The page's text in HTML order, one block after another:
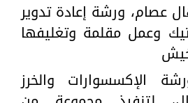
عصام، ورشة إعادة تدوير
وعمل مقلمة وتغليفها
الإكسسوارات والخرز